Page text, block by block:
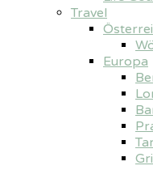
Travel
Europa